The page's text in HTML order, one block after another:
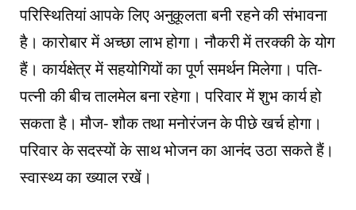
परिस्थितियां आपके लिए अनुकूलता बनी रहने की संभावना
है। कारोबार में अच्छा लाभ होगा। नौकरी में तरक्की के योग
हैं। कार्यक्षेत्र में सहयोगियों का पूर्ण समर्थन मिलेगा। पति-
पत्नी की बीच तालमेल बना रहेगा। परिवार में शुभ कार्य हो
सकता है। मौज- शौक तथा मनोरंजन के पीछे खर्च होगा।
परिवार के सदस्यों के साथ भोजन का आनंद उठा सकते हैं।
स्वास्थ्य का ख्याल रखें।